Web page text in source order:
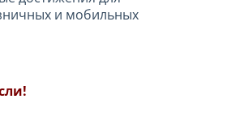
и мобильных